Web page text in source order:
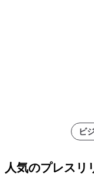
ビ
人気のプレスリ